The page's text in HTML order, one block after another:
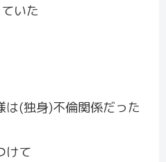
いた
(独身)不倫関係だった
けて